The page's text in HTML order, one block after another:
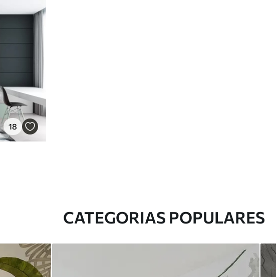
18
CATEGORIAS POPULARES